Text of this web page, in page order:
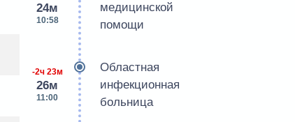
24м
10:58
медицинской
помощи
-2ч 23м
26м
11:00
Областная
инфекционная
больница